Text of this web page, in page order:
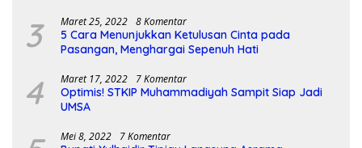
3 Maret 25, 2022 8 Komentar
5 Cara Menunjukkan Ketulusan Cinta pada
Pasangan, Menghargai Sepenuh Hati
4 Maret 17, 2022 7 Komentar
Optimis! STKIP Muhammadiyah Sampit Siap Jadi
UMSA
Mei 8, 2022 7 Komentar